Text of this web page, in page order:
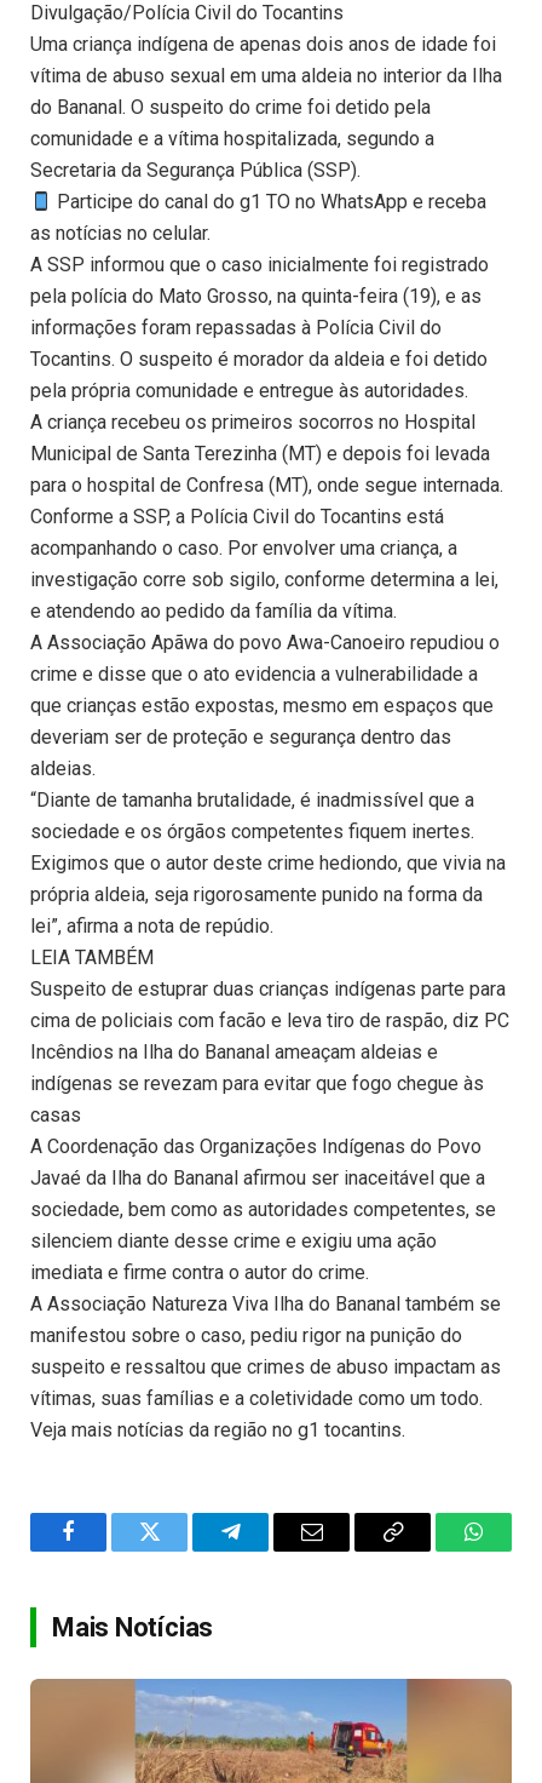
Divulgação/Polícia Civil do Tocantins
Uma criança indígena de apenas dois anos de idade foi
vítima de abuso sexual em uma aldeia no interior da Ilha
do Bananal. O suspeito do crime foi detido pela
comunidade e a vítima hospitalizada, segundo a
Secretaria da Segurança Pública (SSP).
Participe do canal do g1 TO no WhatsApp e receba
as notícias no celular.
A SSP informou que o caso inicialmente foi registrado
pela polícia do Mato Grosso, na quinta-feira (19), e as
informações foram repassadas à Polícia Civil do
Tocantins. O suspeito é morador da aldeia e foi detido
pela própria comunidade e entregue às autoridades.
A criança recebeu os primeiros socorros no Hospital
Municipal de Santa Terezinha (MT) e depois foi levada
para o hospital de Confresa (MT), onde segue internada.
Conforme a SSP, a Polícia Civil do Tocantins está
acompanhando o caso. Por envolver uma criança, a
investigação corre sob sigilo, conforme determina a lei,
e atendendo ao pedido da família da vítima.
A Associação Apãwa do povo Awa-Canoeiro repudiou o
crime e disse que o ato evidencia a vulnerabilidade a
que crianças estão expostas, mesmo em espaços que
deveriam ser de proteção e segurança dentro das
aldeias.
“Diante de tamanha brutalidade, é inadmissível que a
sociedade e os órgãos competentes fiquem inertes.
Exigimos que o autor deste crime hediondo, que vivia na
própria aldeia, seja rigorosamente punido na forma da
lei”, afirma a nota de repúdio.
LEIA TAMBÉM
Suspeito de estuprar duas crianças indígenas parte para
cima de policiais com facão e leva tiro de raspão, diz PC
Incêndios na Ilha do Bananal ameaçam aldeias e
indígenas se revezam para evitar que fogo chegue às
casas
A Coordenação das Organizações Indígenas do Povo
Javaé da Ilha do Bananal afirmou ser inaceitável que a
sociedade, bem como as autoridades competentes, se
silenciem diante desse crime e exigiu uma ação
imediata e firme contra o autor do crime.
A Associação Natureza Viva Ilha do Bananal também se
manifestou sobre o caso, pediu rigor na punição do
suspeito e ressaltou que crimes de abuso impactam as
vítimas, suas famílias e a coletividade como um todo.
Veja mais notícias da região no g1 tocantins.
FacebookTwitter TelegramEmail
Copy
Mais Notícias